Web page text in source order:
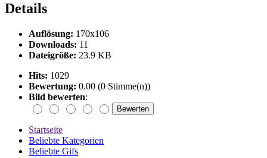
Details
Auflösung: 170x106
Downloads: 11
Dateigröße: 23.9 KB
Hits: 1029
Bewertung: 0.00 (0 Stimme(n))
Bild bewerten:
Startseite
Beliebte Kategorien
Beliebte Gifs